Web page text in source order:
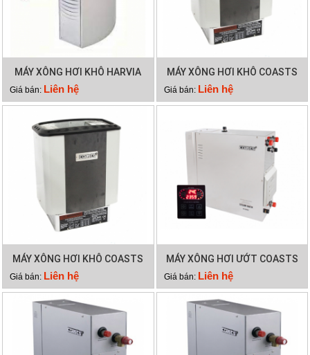
MÁY XÔNG HƠI KHÔ HARVIA
VEGA BC60E
Giá bán: Liên hệ
MÁY XÔNG HƠI KHÔ COASTS
CA 90C
Giá bán: Liên hệ
MÁY XÔNG HƠI KHÔ COASTS
CA 60C
Giá bán: Liên hệ
MÁY XÔNG HƠI ƯỚT COASTS
KSB 180
Giá bán: Liên hệ